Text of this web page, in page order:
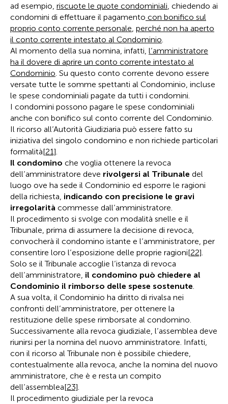
ad esempio, riscuote le quote condominiali, chiedendo ai
condomini di effettuare il pagamento con bonifico sul
proprio conto corrente personale, perché non ha aperto
il conto corrente intestato al Condominio.
Al momento della sua nomina, infatti, l’amministratore
ha il dovere di aprire un conto corrente intestato al
Condominio. Su questo conto corrente devono essere
versate tutte le somme spettanti al Condominio, incluse
le spese condominiali pagate da tutti i condomini.
I condomini possono pagare le spese condominiali
anche con bonifico sul conto corrente del Condominio.
Il ricorso all’Autorità Giudiziaria può essere fatto su
iniziativa del singolo condomino e non richiede particolari
formalità[21].
Il condomino che voglia ottenere la revoca
dell’amministratore deve rivolgersi al Tribunale del
luogo ove ha sede il Condominio ed esporre le ragioni
della richiesta, indicando con precisione le gravi
irregolarità commesse dall’amministratore.
Il procedimento si svolge con modalità snelle e il
Tribunale, prima di assumere la decisione di revoca,
convocherà il condomino istante e l’amministratore, per
consentire loro l’esposizione delle proprie ragioni[22].
Solo se il Tribunale accoglie l’istanza di revoca
dell’amministratore, il condomino può chiedere al
Condominio il rimborso delle spese sostenute.
A sua volta, il Condominio ha diritto di rivalsa nei
confronti dell’amministratore, per ottenere la
restituzione delle spese rimborsate al condomino.
Successivamente alla revoca giudiziale, l’assemblea deve
riunirsi per la nomina del nuovo amministratore. Infatti,
con il ricorso al Tribunale non è possibile chiedere,
contestualmente alla revoca, anche la nomina del nuovo
amministratore, che è e resta un compito
dell’assemblea[23].
Il procedimento giudiziale per la revoca